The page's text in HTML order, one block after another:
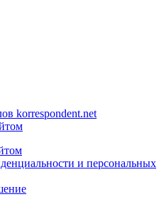
korrespondent.net
и персональных